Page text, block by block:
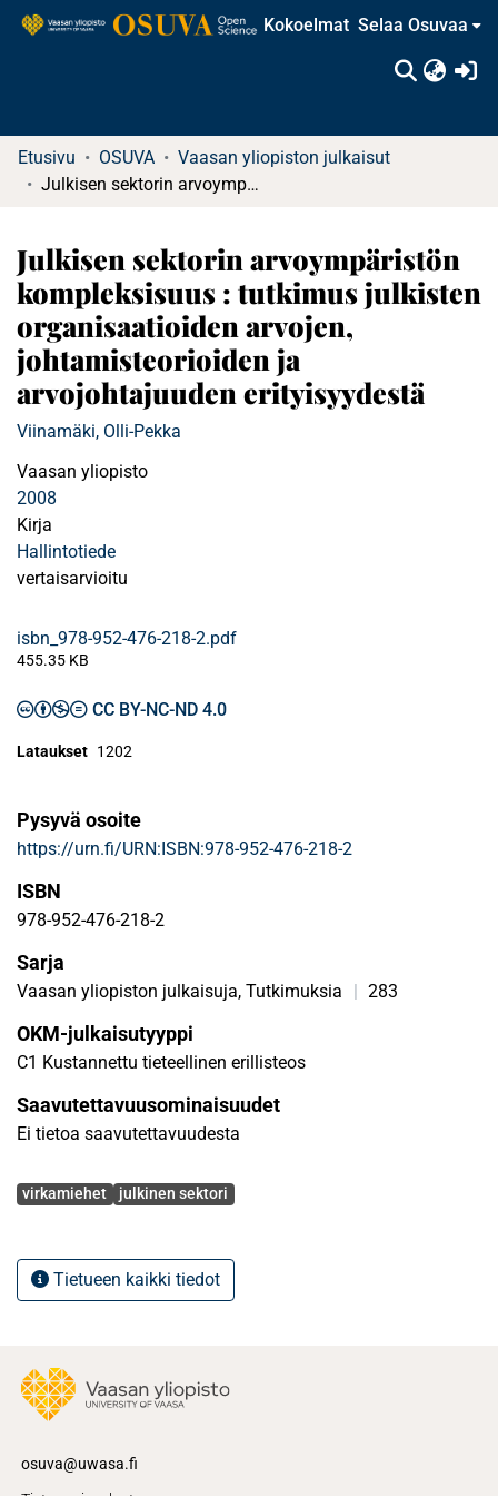
Kokoelmat Selaa Osuvaa
Etusivu OSUVA
Vaasan yliopiston julkaisut
Julkisen sektorin arvoympäristön kompleksisuus : tutkimus julkisten organisaatioiden arvojen, johtamisteorioiden ja arvojohtajuuden erityisyydestä
Julkisen sektorin arvoympäristön
kompleksisuus : tutkimus julkisten
organisaatioiden arvojen,
johtamisteorioiden ja
arvojohtajuuden erityisyydestä
Viinamäki, Olli-Pekka
Vaasan yliopisto
2008
Kirja
Hallintotiede
vertaisarvioitu
isbn_978-952-476-218-2.pdf
455.35 KB
CC BY-NC-ND 4.0
Lataukset 1202
Pysyvä osoite
https://urn.fi/URN:ISBN:978-952-476-218-2
ISBN
978-952-476-218-2
Sarja
Vaasan yliopiston julkaisuja, Tutkimuksia | 283
OKM-julkaisutyyppi
C1 Kustannettu tieteellinen erillisteos
Saavutettavuusominaisuudet
Ei tietoa saavutettavuudesta
Avainsanat
virkamiehet julkinen sektori
Tietueen kaikki tiedot
osuva@uwasa.fi